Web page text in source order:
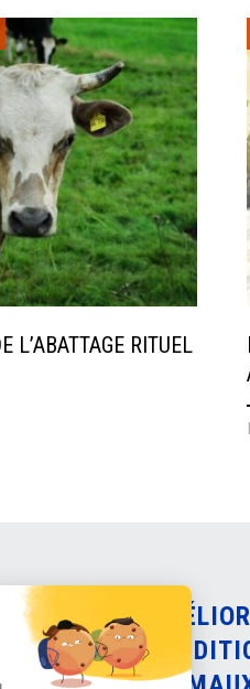
L’ABATTAGE RITUEL